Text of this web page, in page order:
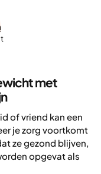
met
of vriend kan een
je zorg voortkomt
ze gezond blijven,
opgevat als